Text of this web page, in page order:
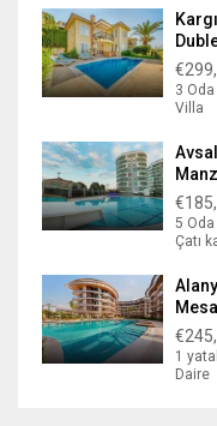
3
Villa
5 Oda
Çatı
1
Daire